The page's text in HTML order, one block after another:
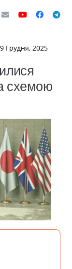
Грудня, 2025
схемою